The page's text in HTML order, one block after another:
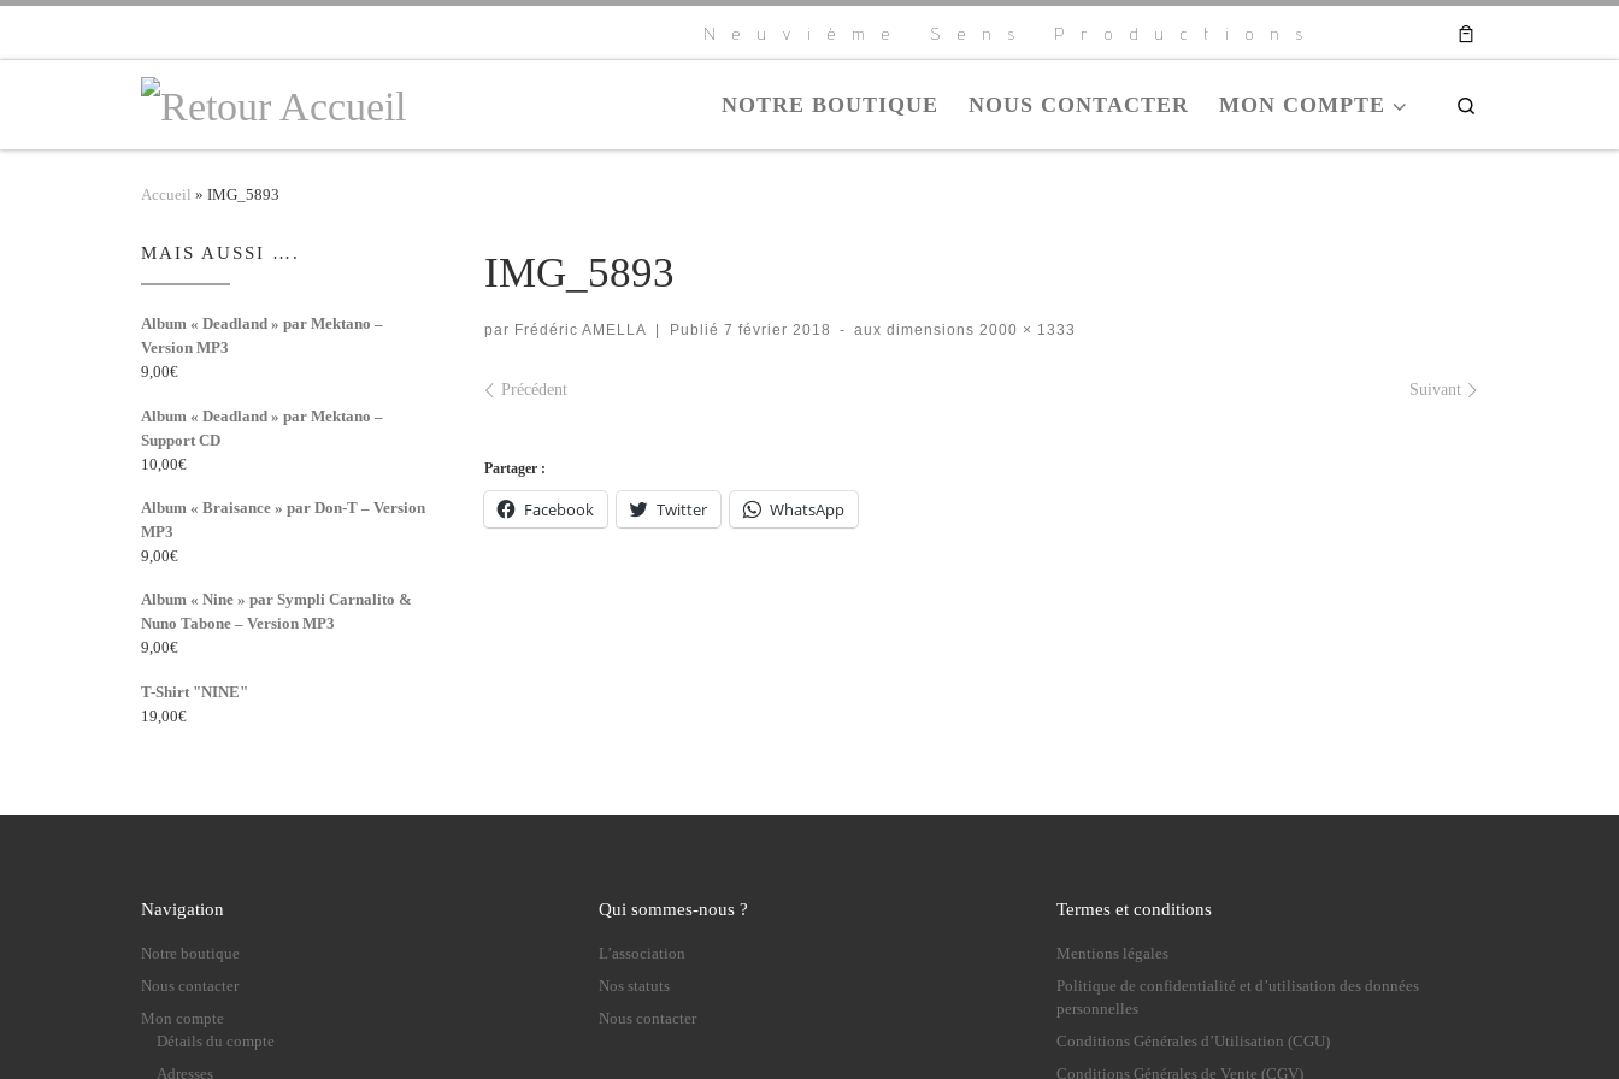
Neuvième Sens Productions
NOTRE BOUTIQUE NOUS CONTACTER MON COMPTE
Accueil » IMG_5893
IMG_5893
par Frédéric AMELLA Publié 7 février 2018 - aux dimensions 2000 × 1333
Navigation dans les images
Précédent Suivant
Partager :
Facebook Twitter WhatsApp
MAIS AUSSI ….
Album « Deadland » par Mektano –
Version MP3
9,00€
Album « Deadland » par Mektano –
Support CD
10,00€
Album « Braisance » par Don-T – Version
MP3
9,00€
Album « Nine » par Sympli Carnalito &
Nuno Tabone – Version MP3
9,00€
T-Shirt "NINE"
19,00€
Navigation
Notre boutique
Nous contacter
Mon compte
Détails du compte
Adresses
Qui sommes-nous ?
L’association
Nos statuts
Nous contacter
Termes et conditions
Mentions légales
Politique de confidentialité et d’utilisation des données
personnelles
Conditions Générales d’Utilisation (CGU)
Conditions Générales de Vente (CGV)